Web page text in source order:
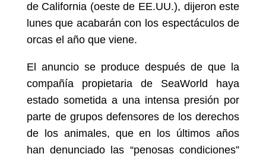
de California (oeste de EE.UU.), dijeron este
lunes que acabarán con los espectáculos de
orcas el año que viene.
El anuncio se produce después de que la
compañía propietaria de SeaWorld haya
estado sometida a una intensa presión por
parte de grupos defensores de los derechos
de los animales, que en los últimos años
han denunciado las “penosas condiciones”